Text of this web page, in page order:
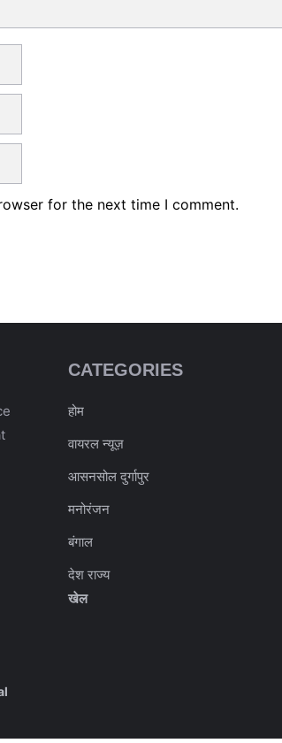
for the next time I comment.
CATEGORIES
होम
वायरल न्यूज़
आसनसोल दुर्गापुर
मनोरंजन
बंगाल
देश राज्य
खेल